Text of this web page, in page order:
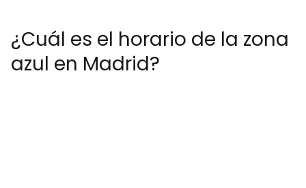
¿Cuál es el horario de la zona
azul en Madrid?